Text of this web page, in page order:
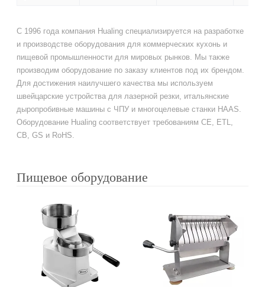
С 1996 года компания Hualing специализируется на разработке
и производстве оборудования для коммерческих кухонь и
пищевой промышленности для мировых рынков. Мы также
производим оборудование по заказу клиентов под их брендом.
Для достижения наилучшего качества мы используем
швейцарские устройства для лазерной резки, итальянские
дыропробивные машины с ЧПУ и многоцелевые станки HAAS.
Оборудование Hualing соответствует требованиям CE, ETL,
CB, GS и RoHS.
Пищевое оборудование